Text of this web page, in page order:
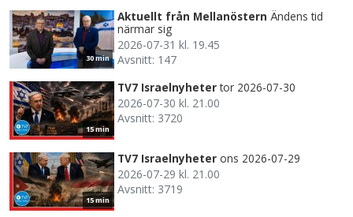
30 min
Aktuellt från Mellanöstern Ändens tid
närmar sig
2026-07-31 kl. 19.45
Avsnitt: 147
15 min
TV7 Israelnyheter tor 2026-07-30
2026-07-30 kl. 21.00
Avsnitt: 3720
15 min
TV7 Israelnyheter ons 2026-07-29
2026-07-29 kl. 21.00
Avsnitt: 3719